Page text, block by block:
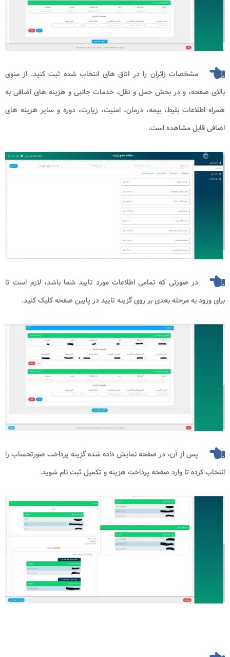
مشخصات زائران را در اتاق های انتخاب شده ثبت کنید. از منوی
بالای صفحه، و در بخش حمل و نقل، خدمات جانبی و هزینه های اضافی به
همراه اطلاعات بلیط، بیمه، درمان، امنیت، زیارت، دوره و سایر هزینه های
اضافی قابل مشاهده است.
در صورتی که تمامی اطلاعات مورد تایید شما باشد، لازم است تا
برای ورود به مرحله بعدی بر روی گزینه تایید در پایین صفحه کلیک کنید.
پس از آن، در صفحه نمایش داده شده گزینه پرداخت صورتحساب را
انتخاب کرده تا وارد صفحه پرداخت هزینه و تکمیل ثبت نام شوید.